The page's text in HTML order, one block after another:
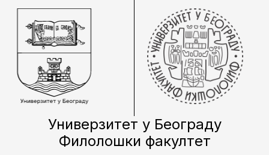
Универзитет у Београду
Филолошки факултет